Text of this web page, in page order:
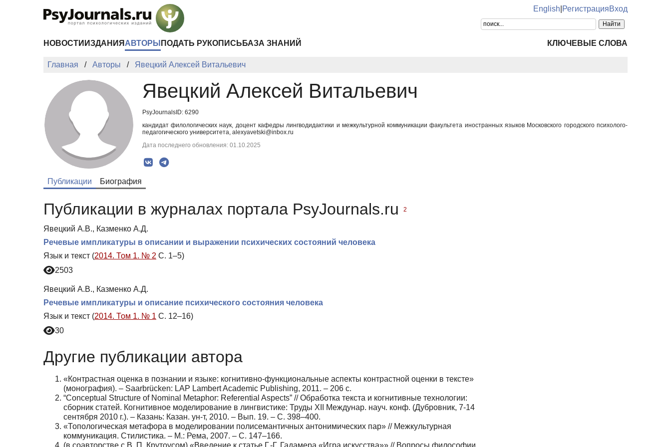
English РегистрацияВход
НОВОСТИ ИЗДАНИЯ АВТОРЫ ПОДАТЬ РУКОПИСЬ БАЗА ЗНАНИЙ КЛЮЧЕВЫЕ СЛОВА
Главная Авторы Явецкий Алексей Витальевич
Явецкий Алексей Витальевич
PsyJournalsID: 6290
кандидат филологических наук, доцент кафедры лингводидактики и межкультурной коммуникации факультета иностранных языков Московского городского психолого-
педагогического университета, alexyavetski@inbox.ru
Дата последнего обновления: 01.10.2025
Публикации Биография
Публикации в журналах портала PsyJournals.ru 2
Явецкий А.В., Казменко А.Д.
Речевые импликатуры в описании и выражении психических состояний человека
Язык и текст (2014. Том 1. № 2 С. 1–5)
2503
Явецкий А.В., Казменко А.Д.
Речевые импликатуры и описание психического состояния человека
Язык и текст (2014. Том 1. № 1 С. 12–16)
30
Другие публикации автора
«Контрастная оценка в познании и языке: когнитивно-функциональные аспекты контрастной оценки в тексте»
(монография). – Saarbrücken: LAP Lambert Academic Publishing, 2011. – 206 с.
“Conceptual Structure of Nominal Metaphor: Referential Aspects” // Обработка текста и когнитивные технологии:
сборник статей. Когнитивное моделирование в лингвистике: Труды XII Междунар. науч. конф. (Дубровник, 7-14
сентября 2010 г.). – Казань: Казан. ун-т, 2010. – Вып. 19. – С. 398‒400.
«Топологическая метафора в моделировании полисемантичных антонимических пар» // Межкультурная
коммуникация. Стилистика. – М.: Рема, 2007. – С. 147‒166.